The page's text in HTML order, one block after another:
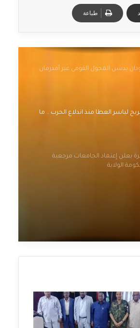
طباعة
يدشن المحول القومي عبر أمدرمان
لياسر العطا منذ اندلاع الحرب .. ما
يعلن إعتماد الجامعات مرجعية
الولاية